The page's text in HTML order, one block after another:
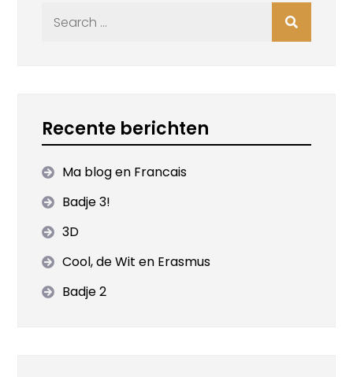
Recente berichten
Ma blog en Francais
Badje 3!
3D
Cool, de Wit en Erasmus
Badje 2